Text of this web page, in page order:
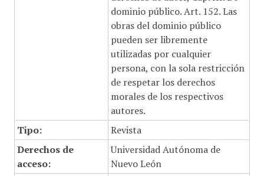
dominio público. Art. 152. Las
obras del dominio público
pueden ser libremente
utilizadas por cualquier
persona, con la sola restricción
de respetar los derechos
morales de los respectivos
autores.
Tipo:
Revista
Derechos de
acceso:
Universidad Autónoma de
Nuevo León